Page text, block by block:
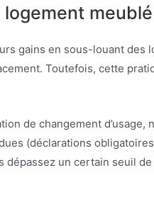
meublé
gains en sous-louant des
Toutefois, cette
de changement d’usage,
(déclarations
un certain seuil